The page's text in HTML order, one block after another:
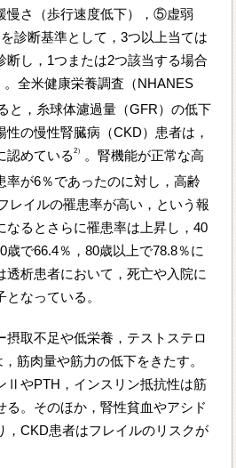
さ（歩行速度低下），⑤虚弱
診断基準として，3つ以上当ては
断し，1つまたは2つ該当する場合
。全米健康栄養調査（NHANES
と，糸球体濾過量（GFR）の低下
の慢性腎臓病（CKD）患者は，
認めている2） 。腎機能が正常な高
率が6％であったのに対し，高齢
レイルの罹患率が高い，という報
なるとさらに罹患率は上昇し，40
歳で66.4％，80歳以上で78.8％に
透析患者において，死亡や入院に
なっている。
摂取不足や低栄養，テストステロ
筋肉量や筋力の低下をきたす。
ⅡやPTH，インスリン抵抗性は筋
る。そのほか，腎性貧血やアシド
，CKD患者はフレイルのリスクが